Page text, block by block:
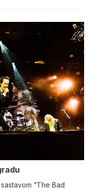
“The Bad